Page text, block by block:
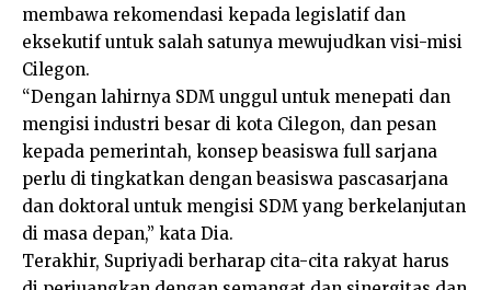
membawa rekomendasi kepada legislatif dan
eksekutif untuk salah satunya mewujudkan visi-misi
Cilegon.
“Dengan lahirnya SDM unggul untuk menepati dan
mengisi industri besar di kota Cilegon, dan pesan
kepada pemerintah, konsep beasiswa full sarjana
perlu di tingkatkan dengan beasiswa pascasarjana
dan doktoral untuk mengisi SDM yang berkelanjutan
di masa depan,” kata Dia.
Terakhir, Supriyadi berharap cita-cita rakyat harus